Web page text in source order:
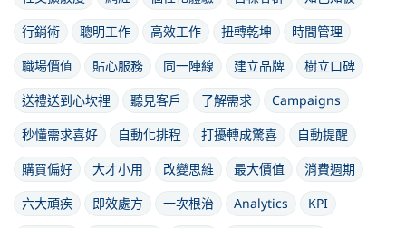
行銷術
聰明工作 高效工作 扭轉乾坤
時間管理
職場價值
貼心服務 同一陣線 建立品牌
樹立口碑
送禮送到心坎裡
聽見客戶 了解需求
Campaigns
秒懂需求喜好
自動化排程 打擾轉成驚喜
自動提醒
購買偏好
大才小用 改變思維 最大價值
消費週期
六大頑疾
即效處方 一次根治 Analytics
KPI